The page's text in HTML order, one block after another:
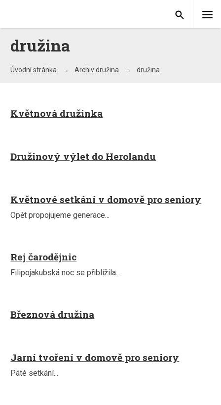
družina
Úvodní stránka Archiv družina družina
Květnová družinka
Družinový výlet do Herolandu
Květnové setkání v domově pro seniory
Opět propojujeme generace...
Rej čarodějnic
Filipojakubská noc se přiblížila...
Březnová družina
Jarní tvoření v domově pro seniory
Páté setkání...